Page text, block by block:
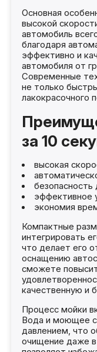
Основная
высокой
автомобиль
благодаря
эффективно и
автомобиля от
Современные
не только
лакокрасочного
за 10
высокая
безопасность
эффективное
экономия
Компактные
интегрировать
что делает его
оснащению
сможете
качественную и
Процесс мойки
Вода и моющее
давлением, что
очищение даже